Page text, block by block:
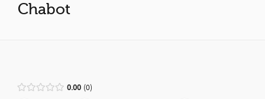
Chabot
0.00 0